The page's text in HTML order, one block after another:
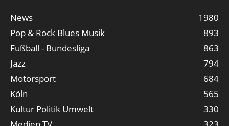
News
1980
Pop & Rock Blues Musik
893
Fußball - Bundesliga
863
Jazz
794
Motorsport
684
Köln
565
Kultur Politik Umwelt
330